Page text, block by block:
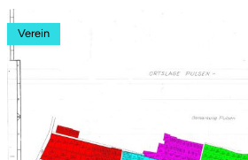
Mehr
Verein